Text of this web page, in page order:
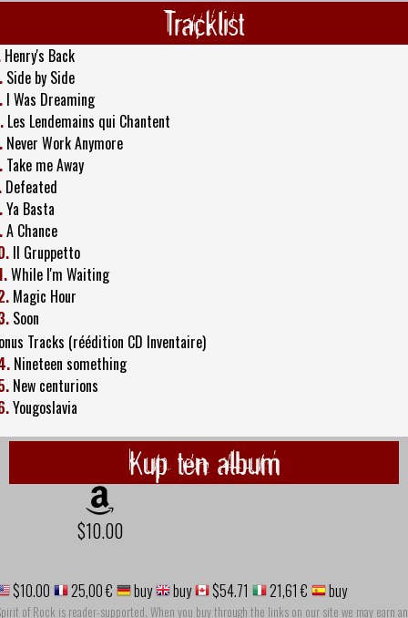
Tracklist
Henry's Back
Side by Side
I Was Dreaming
Les Lendemains qui Chantent
Never Work Anymore
Take me Away
Defeated
Ya Basta
A Chance
Il Gruppetto
While I'm Waiting
Magic Hour
Soon
Tracks (réédition CD Inventaire)
Nineteen something
New centurions
Yougoslavia
Kup ten album
$10.00
$10.00 25,00 € buy buy $54.71 21,61 € buy
of Rock is reader-supported. When you buy through the links on our site we may earn an